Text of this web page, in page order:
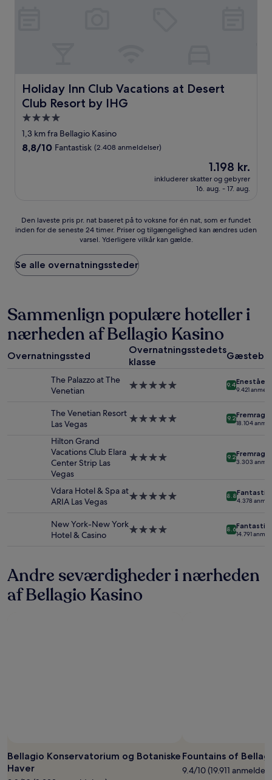
Holiday Inn Club Vacations at Desert
Club Resort by IHG
Holiday Inn Club Vacations at Desert Club Resort by IHG
4.0-
stjernet
overnatningssted
1,3 km fra Bellagio Kasino
8.8
8,8/10 Fantastisk (2.408 anmeldelser)
Prisen
er
1.198 kr.
1.198 kr.
inkluderer skatter og gebyrer
16. aug. - 17. aug.
Den
laveste
pr.
nat
baseret
voksne
for
én
nat,
som
er
tilgængelighed
Yderligere
Den laveste pris pr. nat baseret på to voksne for én nat, som er fundet
inden for de seneste 24 timer. Priser og tilgængelighed kan ændres uden
varsel. Yderligere vilkår kan gælde.
Se alle overnatningssteder
Sammenlign populære hoteller i
nærheden af Bellagio Kasino
Overnatningssted
Overnatningsstedets
klasse
The Palazzo at The
Venetian
5.0-
9.4
9.421
The Venetian Resort
Las Vegas
5.0-
9.2
18.104
Hilton Grand
Vacations Club Elara
Center Strip Las
Vegas
4.0-
9.2
3.303
Vdara Hotel & Spa at
ARIA Las Vegas
5.0-
8.8
4.378
New York-New York
Hotel & Casino
4.0-
8.6Fantastisk
14.791
Andre seværdigheder i nærheden
af Bellagio Kasino
billede
af
Matt
Bellagio Konservatorium og Botaniske
Haver
Fountains of
9.4/10 (19.911